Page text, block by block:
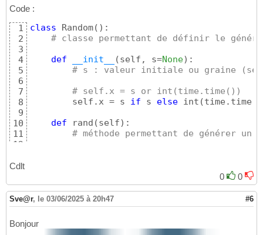
Code :
1
2
3
4
5
6
7
8
9
10
11
12
14
16
17
18
19
20
class Random( ) :
# classe permettant de définir le
def
__init__ (self, s=None) :
# s : valeur initiale ou graine
# self.x = s or int(time.time())
        self.x = s
if s else int (time.time
def rand (self) :
# méthode permettant de générer
# formule de récurrence pour le LCG
        self.x =
return self.x/m
Cdlt
0
0
Sve@r, le 03/06/2025 à 20h47 #6
Bonjour